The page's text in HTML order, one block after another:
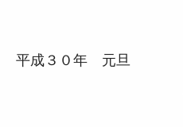
平成３０年 元旦